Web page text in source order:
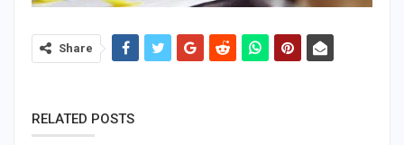
Share
RELATED POSTS